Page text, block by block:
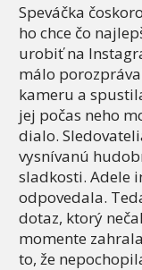
Speváčka
ho chce čo
urobiť na
málo
kameru a
jej počas neho
dialo.
vysnívanú
sladkosti. Adele
odpovedala.
dotaz, ktorý
momente
to, že